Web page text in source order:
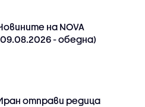
на NOVA
- обедна)
отправи редица